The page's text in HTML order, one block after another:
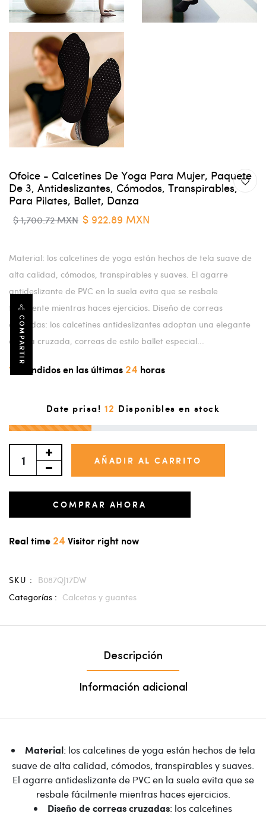
COMPARTIR
Ofoice - Calcetines De Yoga Para Mujer, Paquete
De 3, Antideslizantes, Cómodos, Transpirables,
Para Pilates, Ballet, Danza
$ 1,700.72 MXN $ 922.89 MXN
Material: los calcetines de yoga están hechos de tela suave de
alta calidad, cómodos, transpirables y suaves. El agarre
antideslizante de PVC en la suela evita que se resbale
fácilmente mientras haces ejercicios. Diseño de correas
cruzadas: los calcetines antideslizantes adoptan una elegante
correa cruzada, correas de estilo ballet especial...
15 Vendidos en las últimas 24 horas
Date prisa! 12 Disponibles en stock
AÑADIR AL CARRITO
COMPRAR AHORA
Real time 24 Visitor right now
SKU :
B087QJ17DW
Categorías : Calcetas y guantes
Descripción
Información adicional
Material : los calcetines de yoga están hechos de tela
suave de alta calidad, cómodos, transpirables y suaves.
El agarre antideslizante de PVC en la suela evita que se
resbale fácilmente mientras haces ejercicios.
Diseño de correas cruzadas: los calcetines